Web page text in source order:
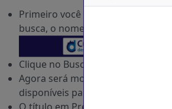
Primeiro você precisa digitar aqui
busca, o nome da loja desejada, Ex:
Clique no Buscar e Aguarde
Agora será mostrado uma lista
disponíveis para o dia)